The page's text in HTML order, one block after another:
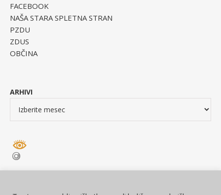
FACEBOOK
NAŠA STARA SPLETNA STRAN
PZDU
ZDUS
OBČINA
ARHIVI